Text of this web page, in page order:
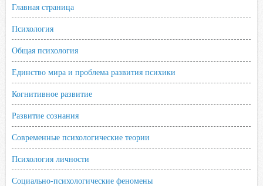
Главная страница
Психология
Общая психология
Единство мира и проблема развития психики
Когнитивное развитие
Развитие сознания
Современные психологические теории
Психология личности
Социально-психологические феномены